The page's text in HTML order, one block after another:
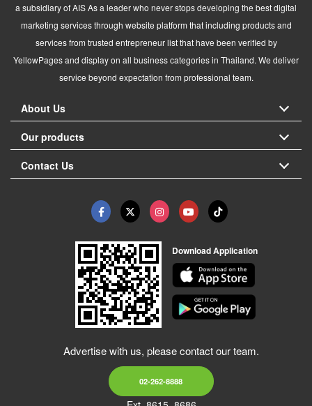
a subsidiary of AIS As a leader who never stops developing the best digital
marketing services through website platform that including products and
services from trusted entrepreneur list that have been verified by
YellowPages and display on all business categories in Thailand. We deliver
service beyond expectation from professional team.
About Us
Our products
Contact Us
Download Application
Advertise with us, please contact our team.
02-262-8888